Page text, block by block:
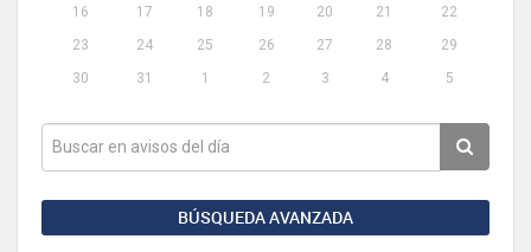
16
17 18 19 20 21
22
23
24 25 26 27 28
29
30
31 1 2 3 4 5
BÚSQUEDA AVANZADA